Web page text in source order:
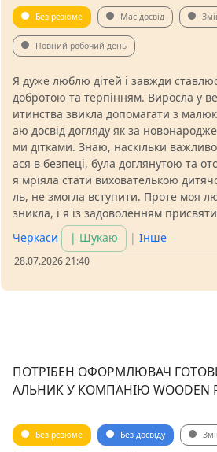
Без резюме Має досвід
Повний робочий день
Я дуже люблю дітей і завжди
добротою та терпінням. Виросла у
итинства звикла допомагати з
аю досвід догляду як за
ми дітками. Знаю, наскільки
ася в безпеці, була доглянутою та
я мріяла стати вихователькою
ль, не змогла вступити. Проте моя
зникла, і я із задоволенням
Черкаси
| Шукаю | Інше
28.07.2026 21:40
ПОТРІБЕН ОФОРМЛЮВАЧ
АЛЬНИК У КОМПАНІЮ WOODEN
Без резюме Без досвіду